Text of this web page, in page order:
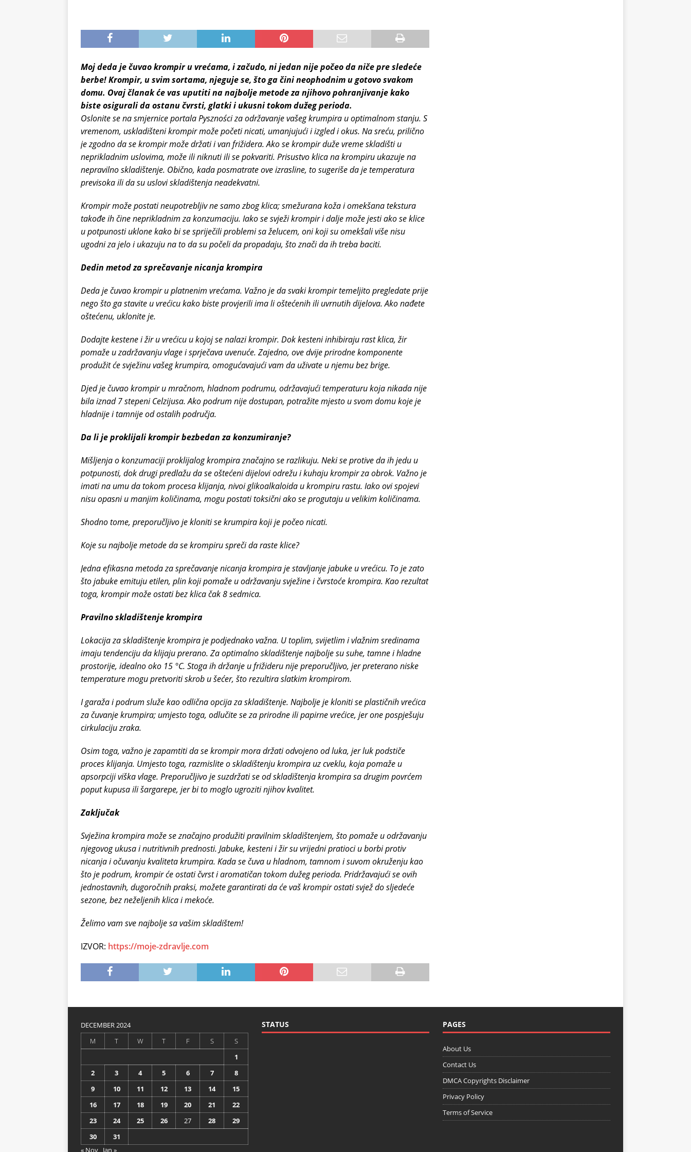
Moj deda je čuvao krompir u vrećama, i začudo, ni jedan nije počeo da niče pre sledeće
berbe! Krompir, u svim sortama, njeguje se, što ga čini neophodnim u gotovo svakom
domu. Ovaj članak će vas uputiti na najbolje metode za njihovo pohranjivanje kako
biste osigurali da ostanu čvrsti, glatki i ukusni tokom dužeg perioda.
Oslonite se na smjernice portala Pyszności za održavanje vašeg krumpira u optimalnom stanju. S
vremenom, uskladišteni krompir može početi nicati, umanjujući i izgled i okus. Na sreću, prilično
je zgodno da se krompir može držati i van frižidera.Ako se krompir duže vreme skladišti u
neprikladnim uslovima, može ili niknuti ili se pokvariti. Prisustvo klica na krompiru ukazuje na
nepravilno skladištenje. Obično, kada posmatrate ove izrasline, to sugeriše da je temperatura
previsoka ili da su uslovi skladištenja neadekvatni.
Krompir može postati neupotrebljiv ne samo zbog klica; smežurana koža i omekšana tekstura
takođe ih čine neprikladnim za konzumaciju. Iako se svježi krompir i dalje može jesti ako se klice
u potpunosti uklone kako bi se spriječili problemi sa želucem, oni koji su omekšali više nisu
ugodni za jelo i ukazuju na to da su počeli da propadaju, što znači da ih treba baciti.
Dedin metod za sprečavanje nicanja krompira
Deda je čuvao krompir u platnenim vrećama. Važno je da svaki krompir temeljito pregledate prije
nego što ga stavite u vrećicu kako biste provjerili ima li oštećenih ili uvrnutih dijelova. Ako nađete
oštećenu, uklonite je.
Dodajte kestene i žir u vrećicu u kojoj se nalazi krompir. Dok kesteni inhibiraju rast klica, žir
pomaže u zadržavanju vlage i sprječava uvenuće. Zajedno, ove dvije prirodne komponente
produžit će svježinu vašeg krumpira, omogućavajući vam da uživate u njemu bez brige.
Djed je čuvao krompir u mračnom, hladnom podrumu, održavajući temperaturu koja nikada nije
bila iznad 7 stepeni Celzijusa. Ako podrum nije dostupan, potražite mjesto u svom domu koje je
hladnije i tamnije od ostalih područja.
Da li je proklijali krompir bezbedan za konzumiranje?
Mišljenja o konzumaciji proklijalog krompira značajno se razlikuju. Neki se protive da ih jedu u
potpunosti, dok drugi predlažu da se oštećeni dijelovi odrežu i kuhaju krompir za obrok. Važno je
imati na umu da tokom procesa klijanja, nivoi glikoalkaloida u krompiru rastu. Iako ovi spojevi
nisu opasni u manjim količinama, mogu postati toksični ako se progutaju u velikim količinama.
Shodno tome, preporučljivo je kloniti se krumpira koji je počeo nicati.
Koje su najbolje metode da se krompiru spreči da raste klice?
Jedna efikasna metoda za sprečavanje nicanja krompira je stavljanje jabuke u vrećicu. To je zato
što jabuke emituju etilen, plin koji pomaže u održavanju svježine i čvrstoće krompira. Kao rezultat
toga, krompir može ostati bez klica čak 8 sedmica.
Pravilno skladištenje krompira
Lokacija za skladištenje krompira je podjednako važna. U toplim, svijetlim i vlažnim sredinama
imaju tendenciju da klijaju prerano. Za optimalno skladištenje najbolje su suhe, tamne i hladne
prostorije, idealno oko 15 °C. Stoga ih držanje u frižideru nije preporučljivo, jer preterano niske
temperature mogu pretvoriti skrob u šećer, što rezultira slatkim krompirom.
I garaža i podrum služe kao odlična opcija za skladištenje. Najbolje je kloniti se plastičnih vrećica
za čuvanje krumpira; umjesto toga, odlučite se za prirodne ili papirne vrećice, jer one pospješuju
cirkulaciju zraka.
Osim toga, važno je zapamtiti da se krompir mora držati odvojeno od luka, jer luk podstiče
proces klijanja. Umjesto toga, razmislite o skladištenju krompira uz cveklu, koja pomaže u
apsorpciji viška vlage. Preporučljivo je suzdržati se od skladištenja krompira sa drugim povrćem
poput kupusa ili šargarepe, jer bi to moglo ugroziti njihov kvalitet.
Zaključak
Svježina krompira može se značajno produžiti pravilnim skladištenjem, što pomaže u održavanju
njegovog ukusa i nutritivnih prednosti. Jabuke, kesteni i žir su vrijedni pratioci u borbi protiv
nicanja i očuvanju kvaliteta krumpira. Kada se čuva u hladnom, tamnom i suvom okruženju kao
što je podrum, krompir će ostati čvrst i aromatičan tokom dužeg perioda. Pridržavajući se ovih
jednostavnih, dugoročnih praksi, možete garantirati da će vaš krompir ostati svjež do sljedeće
sezone, bez neželjenih klica i mekoće.
Želimo vam sve najbolje sa vašim skladištem!
IZVOR: https://moje-zdravlje.com
DECEMBER 2024
M
T W T F S
S
1
2
3 4 5 6 7
8
9
10 11 12 13 14
15
16
17 18 19 20 21
22
23
24 25 26 27 28
29
30
31
« Nov Jan »
STATUS PAGES
About Us
Contact Us
DMCA Copyrights Disclaimer
Privacy Policy
Terms of Service